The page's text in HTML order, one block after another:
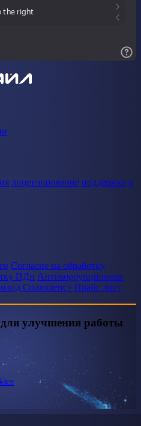
лицензирование поддержка о
Согласие на обработку
ПДн Антикоррупционная
Солюшенс» Прайс лист
улучшения работы